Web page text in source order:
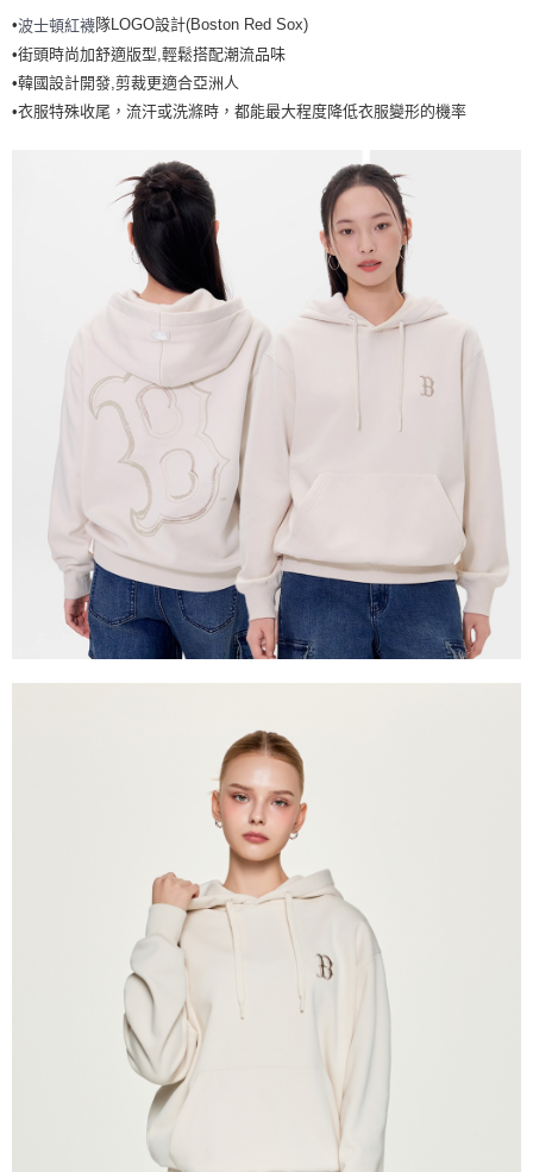
全家取貨<不支援離島取退>
每筆NT$60，滿NT$499(含以上)免運費
7-11取貨付款<未取貨列黑名單/不支援離島取退>
7-11取貨<不支援離島取退>
每筆NT$60，滿NT$499(含以上)免運費
每筆NT$80，滿NT$699(含以上)免運費
•波士頓紅襪隊LOGO設計(Boston Red Sox)
•街頭時尚加舒適版型,輕鬆搭配潮流品味
•韓國設計開發,剪裁更適合亞洲人
•衣服特殊收尾，流汗或洗滌時，都能最大程度降低衣服變形的機率